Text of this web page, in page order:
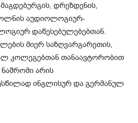
დრეზდენის,
აუდიოლოგიურ-
დაწესებულებებთან.
მიერ საზღვარგარეთის,
კოლეგებთან თანაავტორობით
არის
ინგლისურ და გერმანულ